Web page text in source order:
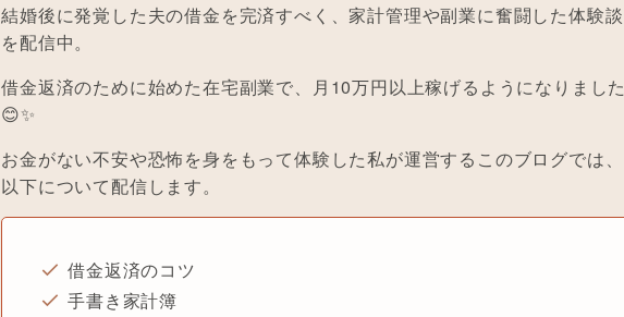
結婚後に発覚した夫の借金を完済すべく、家計管理や副業に奮闘した体験談
を配信中。
借金返済のために始めた在宅副業で、月10万円以上稼げるようになりました
😊✨
お金がない不安や恐怖を身をもって体験した私が運営するこのブログでは、
以下について配信します。
借金返済のコツ
手書き家計簿